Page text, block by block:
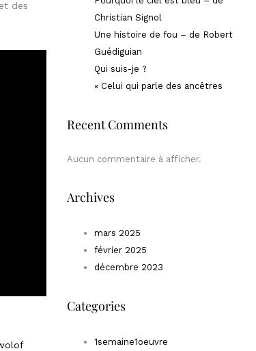
des
Christian Signol
Une histoire de fou – de Robert
Guédiguian
Qui suis-je ?
« Celui qui parle des ancêtres
Recent Comments
Aucun commentaire à afficher.
Archives
mars 2025
février 2025
décembre 2023
Categories
1semaine1oeuvre